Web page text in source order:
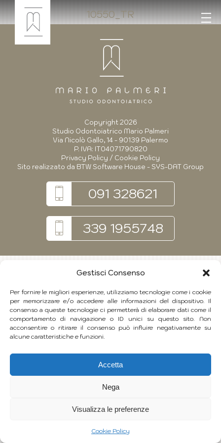
Gestisci Consenso
Per fornire le migliori esperienze, utilizziamo tecnologie come i cookie
per memorizzare e/o accedere alle informazioni del dispositivo. Il
consenso a queste tecnologie ci permetterà di elaborare dati come il
comportamento di navigazione o ID unici su questo sito. Non
acconsentire o ritirare il consenso può influire negativamente su
alcune caratteristiche e funzioni.
Accetta
Nega
Visualizza le preferenze
Cookie Policy
10550_TR
Copyright 2026
Studio Odontoiatrico Mario Palmeri
Via Nicolò Gallo, 14 - 90139 Palermo
P. IVA: IT04071790820
Privacy Policy / Cookie Policy
Sito realizzato da BTW Software House - SYS-DAT Group
091 328621
339 1955748